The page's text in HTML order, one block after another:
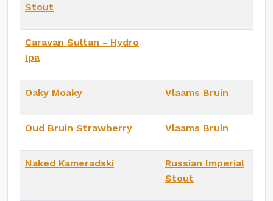
Stout
Caravan Sultan - Hydro
Ipa
Oaky Moaky Vlaams Bruin
Oud Bruin Strawberry Vlaams Bruin
Naked Kameradski
Russian Imperial
Stout